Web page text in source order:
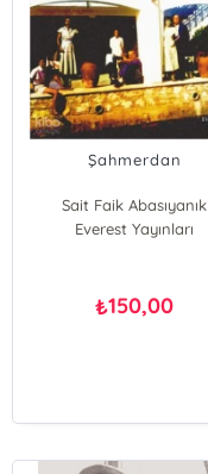
Şahmerdan
Sait Faik Abasıyanık
Everest Yayınları
₺150,00